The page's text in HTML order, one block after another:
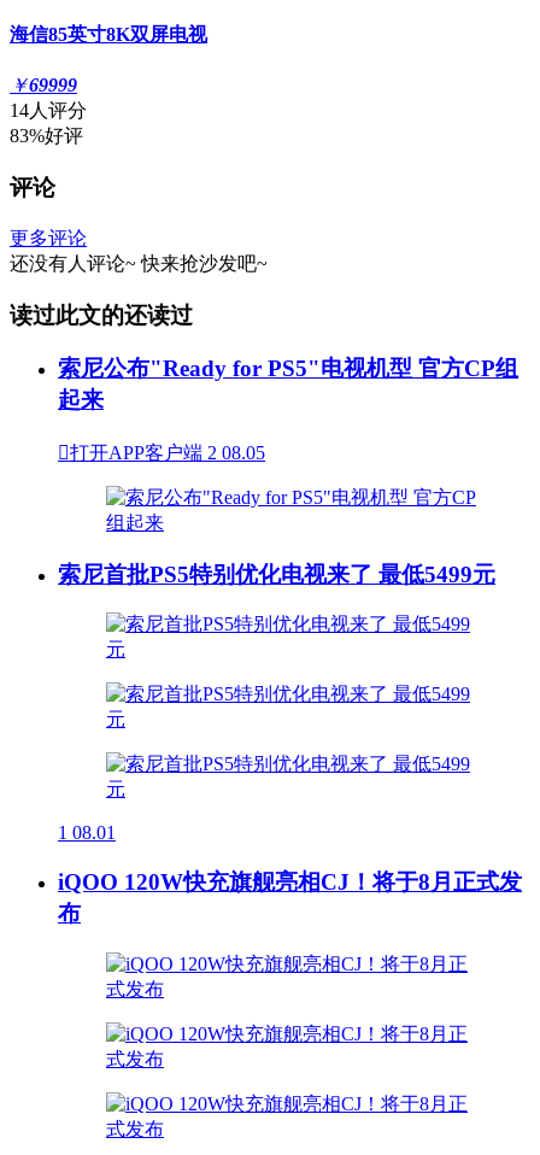
海信85英寸8K双屏电视
￥69999
14人评分
83%好评
评论
更多评论
还没有人评论~ 快来抢沙发吧~
读过此文的还读过
索尼公布"Ready for PS5"电视机型 官方CP组
起来
打开APP客户端 2 08.05
索尼首批PS5特别优化电视来了 最低5499元
1 08.01
iQOO 120W快充旗舰亮相CJ！将于8月正式发
布